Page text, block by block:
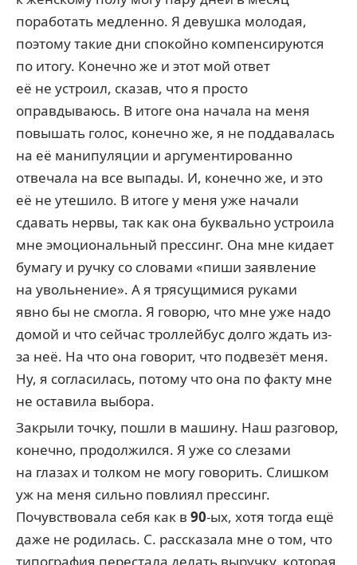
поработать медленно. Я девушка молодая,
поэтому такие дни спокойно компенсируются
по итогу. Конечно же и этот мой ответ
её не устроил, сказав, что я просто
оправдываюсь. В итоге она начала на меня
повышать голос, конечно же, я не поддавалась
на её манипуляции и аргументированно
отвечала на все выпады. И, конечно же, и это
её не утешило. В итоге у меня уже начали
сдавать нервы, так как она буквально устроила
мне эмоциональный прессинг. Она мне кидает
бумагу и ручку со словами «пиши заявление
на увольнение». А я трясущимися руками
явно бы не смогла. Я говорю, что мне уже надо
домой и что сейчас троллейбус долго ждать из-
за неё. На что она говорит, что подвезёт меня.
Ну, я согласилась, потому что она по факту мне
не оставила выбора.
Закрыли точку, пошли в машину. Наш разговор,
конечно, продолжился. Я уже со слезами
на глазах и толком не могу говорить. Слишком
уж на меня сильно повлиял прессинг.
Почувствовала себя как в 90-ых, хотя тогда ещё
даже не родилась. С. рассказала мне о том, что